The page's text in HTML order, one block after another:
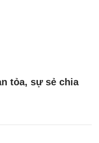
tỏa, sự sẻ chia